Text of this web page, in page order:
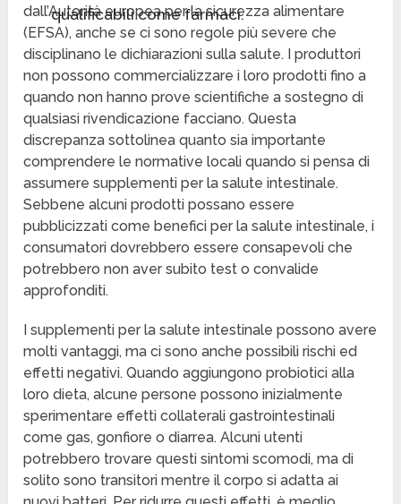
qualificabili come farmaci.
dall’Autorità europea per la sicurezza alimentare
(EFSA), anche se ci sono regole più severe che
disciplinano le dichiarazioni sulla salute. I produttori
non possono commercializzare i loro prodotti fino a
quando non hanno prove scientifiche a sostegno di
qualsiasi rivendicazione facciano. Questa
discrepanza sottolinea quanto sia importante
comprendere le normative locali quando si pensa di
assumere supplementi per la salute intestinale.
Sebbene alcuni prodotti possano essere
pubblicizzati come benefici per la salute intestinale, i
consumatori dovrebbero essere consapevoli che
potrebbero non aver subito test o convalide
approfonditi.
I supplementi per la salute intestinale possono avere
molti vantaggi, ma ci sono anche possibili rischi ed
effetti negativi. Quando aggiungono probiotici alla
loro dieta, alcune persone possono inizialmente
sperimentare effetti collaterali gastrointestinali
come gas, gonfiore o diarrea. Alcuni utenti
potrebbero trovare questi sintomi scomodi, ma di
solito sono transitori mentre il corpo si adatta ai